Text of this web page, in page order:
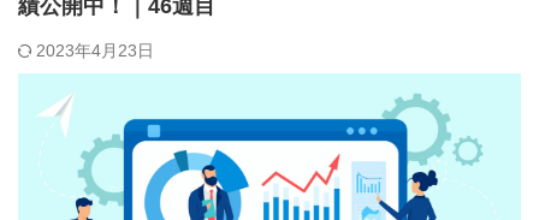
績公開中！｜46週目
2023年4月23日